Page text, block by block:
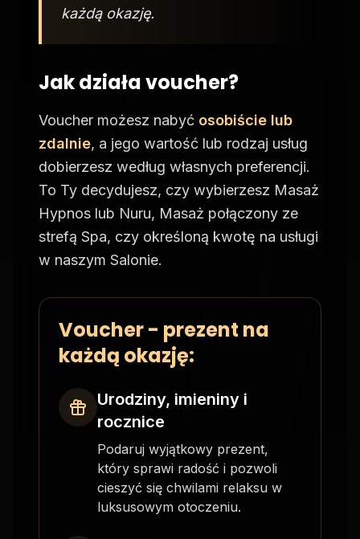
każdą okazję.
Jak działa voucher?
Voucher możesz nabyć osobiście lub
zdalnie, a jego wartość lub rodzaj usług
dobierzesz według własnych preferencji.
To Ty decydujesz, czy wybierzesz Masaż
Hypnos lub Nuru, Masaż połączony ze
strefą Spa, czy określoną kwotę na usługi
w naszym Salonie.
Voucher - prezent na
każdą okazję:
Urodziny, imieniny i
rocznice
Podaruj wyjątkowy prezent,
który sprawi radość i pozwoli
cieszyć się chwilami relaksu w
luksusowym otoczeniu.